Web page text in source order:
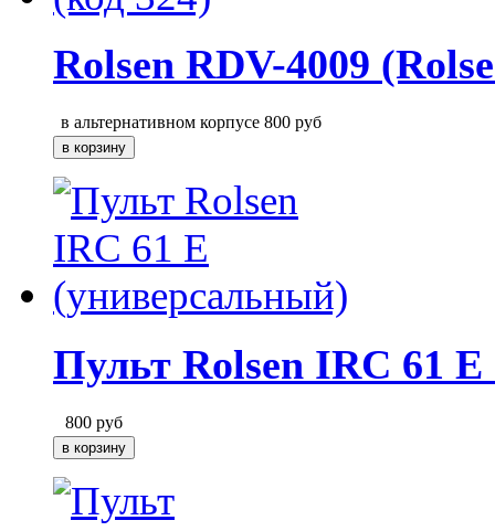
Rolsen RDV-4009
в альтернативном корпусе 800 руб
Пульт Rolsen IRC 61
800 руб